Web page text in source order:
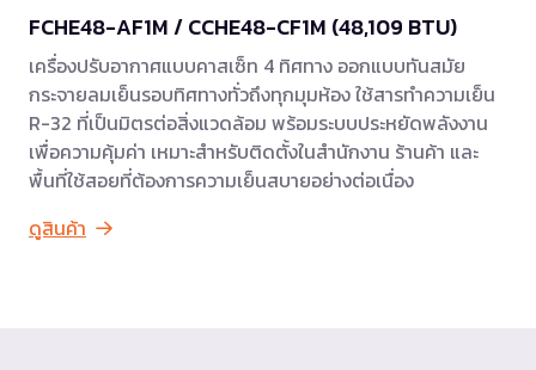
FCHE48-AF1M / CCHE48-CF1M (48,109 BTU)
เครื่องปรับอากาศแบบคาสเซ็ท 4 ทิศทาง ออกแบบทันสมัย
กระจายลมเย็นรอบทิศทางทั่วถึงทุกมุมห้อง ใช้สารทำความเย็น
R-32 ที่เป็นมิตรต่อสิ่งแวดล้อม พร้อมระบบประหยัดพลังงาน
เพื่อความคุ้มค่า เหมาะสำหรับติดตั้งในสำนักงาน ร้านค้า และ
พื้นที่ใช้สอยที่ต้องการความเย็นสบายอย่างต่อเนื่อง
ดูสินค้า